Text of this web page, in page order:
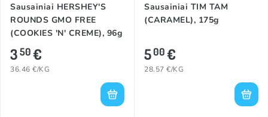
Sausainiai HERSHEY'S
ROUNDS GMO FREE
(COOKIES 'N' CREME), 96g
350€
36.46 €/KG
Sausainiai TIM TAM
(CARAMEL), 175g
500€
28.57 €/KG